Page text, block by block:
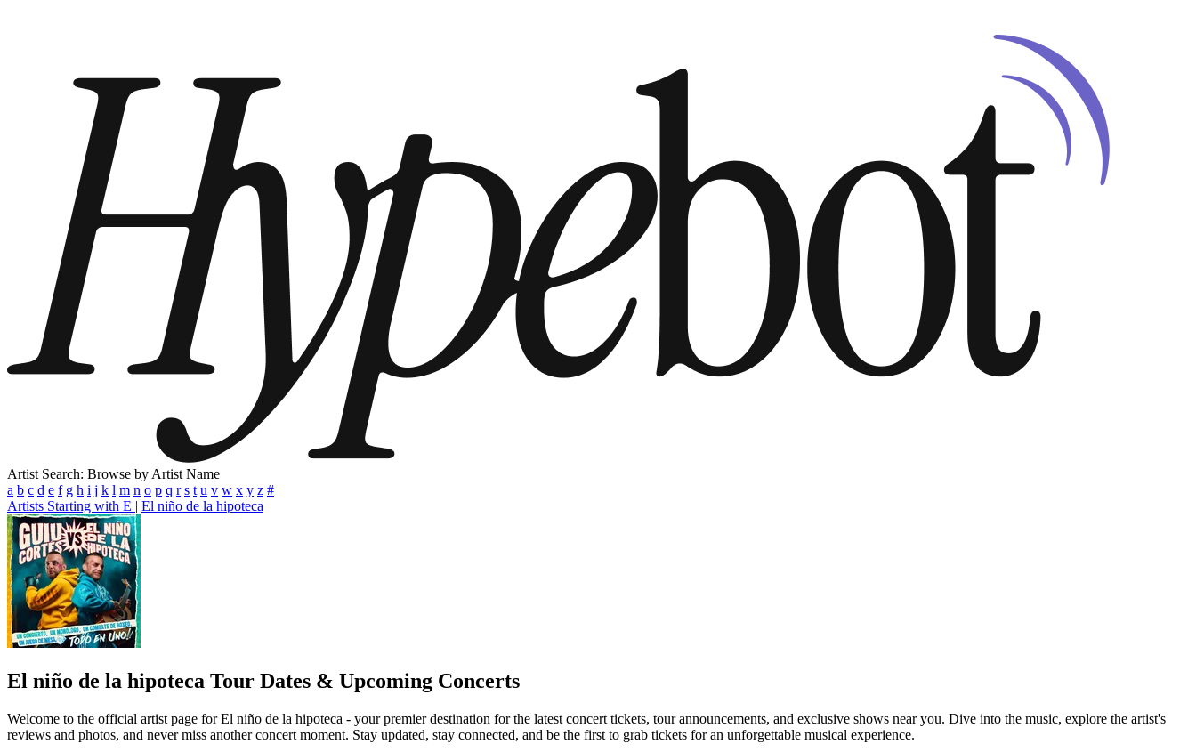
Artist Search: Browse by Artist Name
a b c d e f g h i j k l m n o p q r s t u v w x y z #
Artists Starting with E | El niño de la hipoteca
El niño de la hipoteca Tour Dates & Upcoming Concerts
Welcome to the official artist page for El niño de la hipoteca - your premier destination for the latest concert tickets, tour announcements, and exclusive shows near you. Dive into the music, explore the artist's
reviews and photos, and never miss another concert moment. Stay updated, stay connected, and be the first to grab tickets for an unforgettable musical experience.